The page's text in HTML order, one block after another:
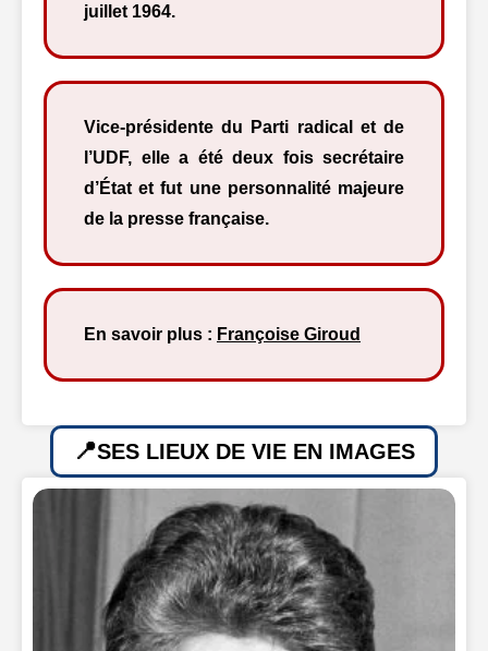
juillet 1964.
Vice-présidente du Parti radical et de
l’UDF, elle a été deux fois secrétaire
d’État et fut une personnalité majeure
de la presse française.
En savoir plus : Françoise Giroud
SES LIEUX DE VIE EN IMAGES